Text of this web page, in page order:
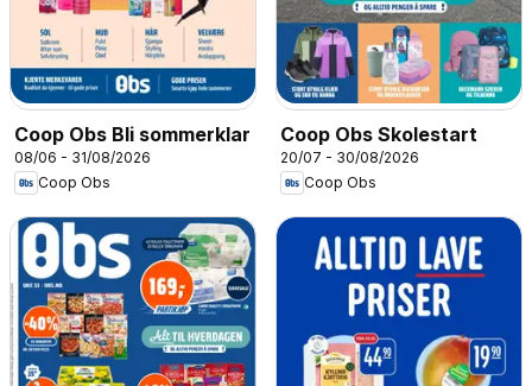
Coop Obs Bli sommerklar
08/06 - 31/08/2026
Coop Obs
Coop Obs Skolestart
20/07 - 30/08/2026
Coop Obs